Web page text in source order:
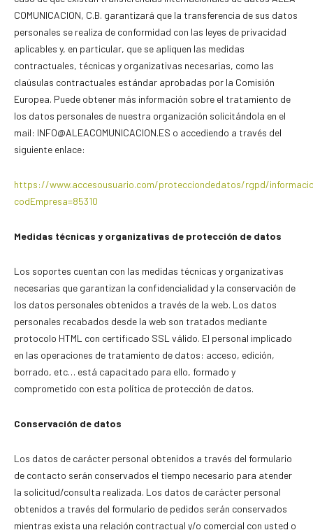
COMUNICACION, C.B. garantizará que la transferencia de sus datos
personales se realiza de conformidad con las leyes de privacidad
aplicables y, en particular, que se apliquen las medidas
contractuales, técnicas y organizativas necesarias, como las
claúsulas contractuales estándar aprobadas por la Comisión
Europea. Puede obtener más información sobre el tratamiento de
los datos personales de nuestra organización solicitándola en el
mail: INFO@ALEACOMUNICACION.ES o accediendo a través del
siguiente enlace:
https://www.accesousuario.com/protecciondedatos/rgpd/
codEmpresa=85310
Medidas técnicas y organizativas de protección de datos
Los soportes cuentan con las medidas técnicas y organizativas
necesarias que garantizan la confidencialidad y la conservación de
los datos personales obtenidos a través de la web. Los datos
personales recabados desde la web son tratados mediante
protocolo HTML con certificado SSL válido. El personal implicado
en las operaciones de tratamiento de datos: acceso, edición,
borrado, etc… está capacitado para ello, formado y
comprometido con esta política de protección de datos.
Conservación de datos
Los datos de carácter personal obtenidos a través del formulario
de contacto serán conservados el tiempo necesario para atender
la solicitud/consulta realizada. Los datos de carácter personal
obtenidos a través del formulario de pedidos serán conservados
mientras exista una relación contractual y/o comercial con usted o